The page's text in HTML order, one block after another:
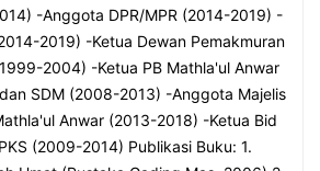
-Anggota DPR/MPR (2014-2019) -
2019) -Ketua Dewan Pemakmuran
2004) -Ketua PB Mathla'ul Anwar
SDM (2008-2013) -Anggota Majelis
Anwar (2013-2018) -Ketua Bid
(2009-2014) Publikasi Buku: 1.